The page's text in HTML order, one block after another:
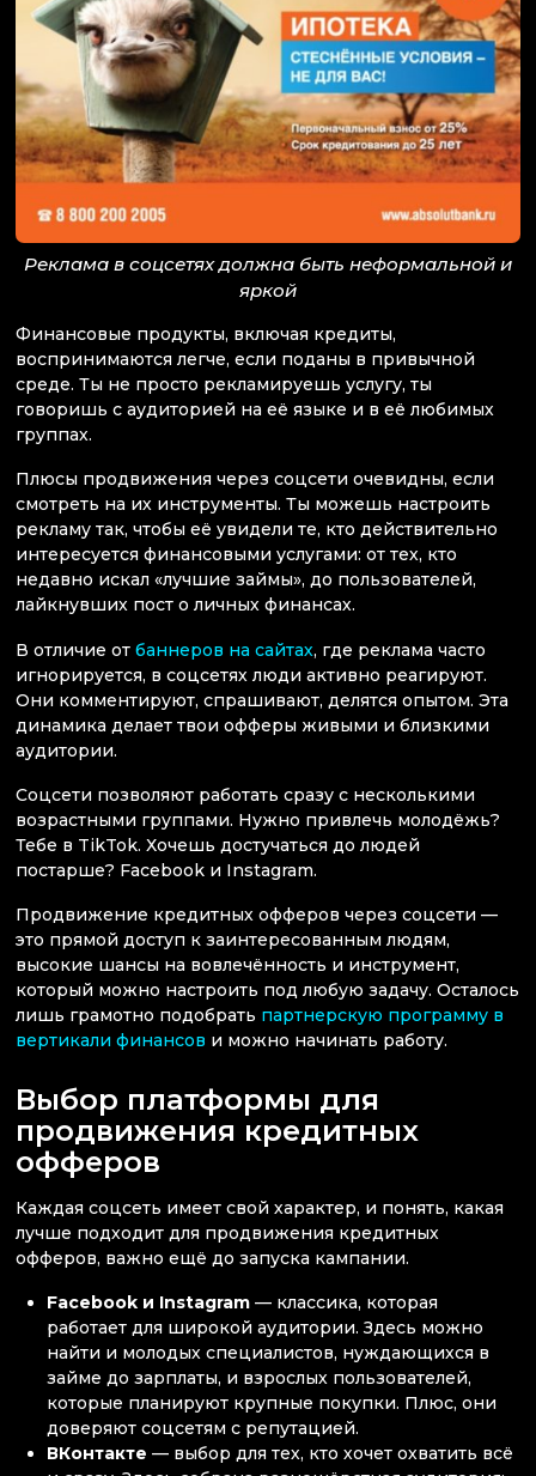
Реклама в соцсетях должна быть неформальной и
яркой
Финансовые продукты, включая кредиты,
воспринимаются легче, если поданы в привычной
среде. Ты не просто рекламируешь услугу, ты
говоришь с аудиторией на её языке и в её любимых
группах.
Плюсы продвижения через соцсети очевидны, если
смотреть на их инструменты. Ты можешь настроить
рекламу так, чтобы её увидели те, кто действительно
интересуется финансовыми услугами: от тех, кто
недавно искал «лучшие займы», до пользователей,
лайкнувших пост о личных финансах.
В отличие от баннеров на сайтах, где реклама часто
игнорируется, в соцсетях люди активно реагируют.
Они комментируют, спрашивают, делятся опытом. Эта
динамика делает твои офферы живыми и близкими
аудитории.
Соцсети позволяют работать сразу с несколькими
возрастными группами. Нужно привлечь молодёжь?
Тебе в TikTok. Хочешь достучаться до людей
постарше? Facebook и Instagram.
Продвижение кредитных офферов через соцсети —
это прямой доступ к заинтересованным людям,
высокие шансы на вовлечённость и инструмент,
который можно настроить под любую задачу. Осталось
лишь грамотно подобрать партнерскую программу в
вертикали финансов и можно начинать работу.
Выбор платформы для
продвижения кредитных
офферов
Каждая соцсеть имеет свой характер, и понять, какая
лучше подходит для продвижения кредитных
офферов, важно ещё до запуска кампании.
Facebook и Instagram — классика, которая
работает для широкой аудитории. Здесь можно
найти и молодых специалистов, нуждающихся в
займе до зарплаты, и взрослых пользователей,
которые планируют крупные покупки. Плюс, они
доверяют соцсетям с репутацией.
ВКонтакте — выбор для тех, кто хочет охватить всё